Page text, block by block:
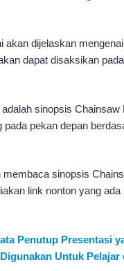
akan dijelaskan
dapat disaksikan
sinopsis Chainsaw
pada pekan depan
membaca sinopsis
link nonton yang ada
Penutup Presentasi
Untuk Pelajar